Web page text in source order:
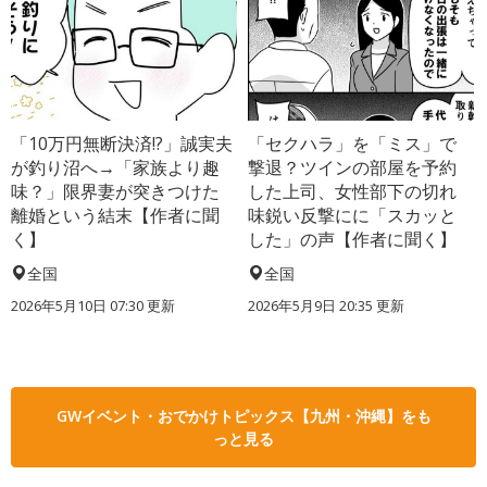
「10万円無断決済!?」誠実夫
が釣り沼へ→「家族より趣
味？」限界妻が突きつけた
離婚という結末【作者に聞
く】
全国
2026年5月10日 07:30 更新
「セクハラ」を「ミス」で
撃退？ツインの部屋を予約
した上司、女性部下の切れ
味鋭い反撃にに「スカッと
した」の声【作者に聞く】
全国
2026年5月9日 20:35 更新
GWイベント・おでかけトピックス【九州・沖縄】をも
っと見る